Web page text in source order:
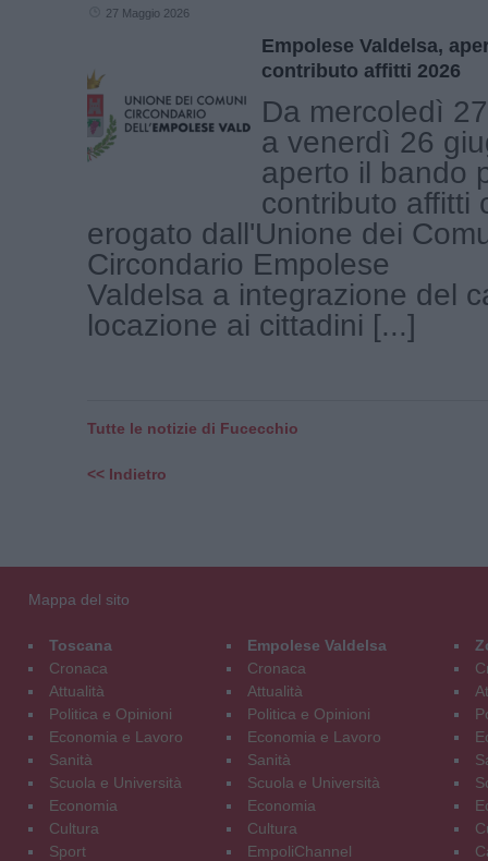
27 Maggio 2026
Empolese Valdelsa,
contributo affitti 2026
Da mercoledì
a venerdì 26
aperto il bando
contributo affitti
erogato dall'Unione dei
Circondario Empolese
Valdelsa a integrazione del
locazione ai cittadini [...]
Tutte le notizie di Fucecchio
<< Indietro
Mappa del sito
Toscana
Cronaca
Attualità
Politica e Opinioni
Economia e Lavoro
Sanità
Scuola e Università
Economia
Cultura
Sport
Empolese Valdelsa
Cronaca
Attualità
Politica e Opinioni
Economia e Lavoro
Sanità
Scuola e Università
Economia
Cultura
EmpoliChannel